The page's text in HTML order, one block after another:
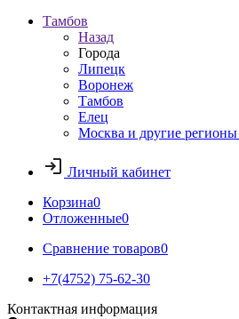
Тамбов
Назад
Города
Липецк
Воронеж
Тамбов
Елец
Москва и другие
Личный кабинет
Корзина0
Отложенные0
Сравнение товаров0
+7(4752) 75-62-30
Контактная информация